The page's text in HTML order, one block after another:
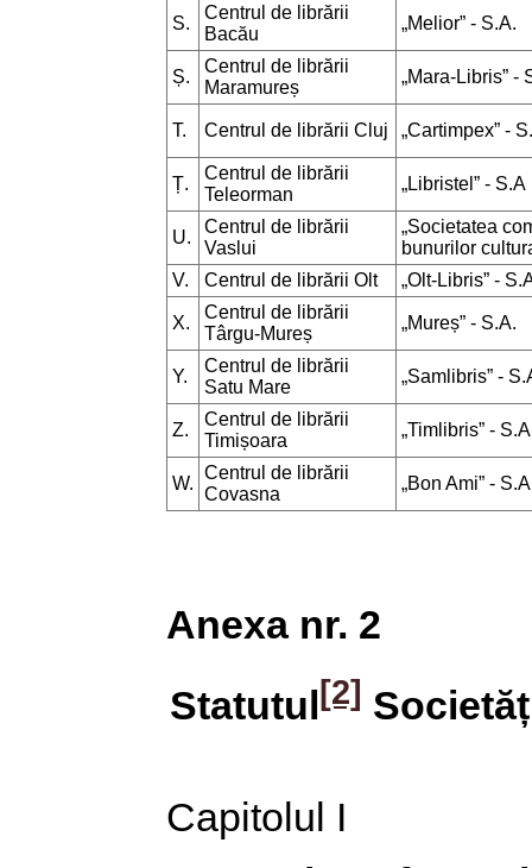
S.
Centrul de librării
Bacău
„Melior” - S.A.
Ș.
Centrul de librării
Maramureș
„Mara-Libris” -
T. Centrul de librării Cluj „Cartimpex” -
Ț.
Centrul de librării
Teleorman
„Libristel” - S.A
U.
Centrul de librării
Vaslui
„Societatea
bunurilor
V.
Centrul de librării Olt „Olt-Libris” -
X.
Centrul de librării
Târgu-Mureș
„Mureș” - S.A.
Y.
Centrul de librării
Satu Mare
„Samlibris” -
Z.
Centrul de librării
Timișoara
„Timlibris” -
W.
Centrul de librării
Covasna
„Bon Ami” -
Anexa nr. 2
Statutul [2]
Capitolul I